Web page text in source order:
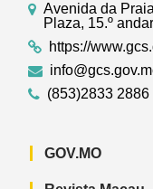
Avenida da
Plaza, 15.º
https://
(853)2833 2886
GOV.MO